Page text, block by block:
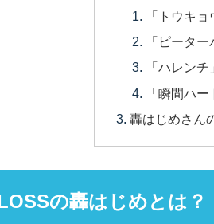
「トウキ
「ピータ
「ハレンチ
「瞬間ハ
轟はじめさん
の轟はじめとは？